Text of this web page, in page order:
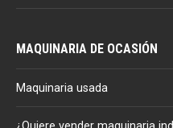
MAQUINARIA DE OCASIÓN
Maquinaria usada